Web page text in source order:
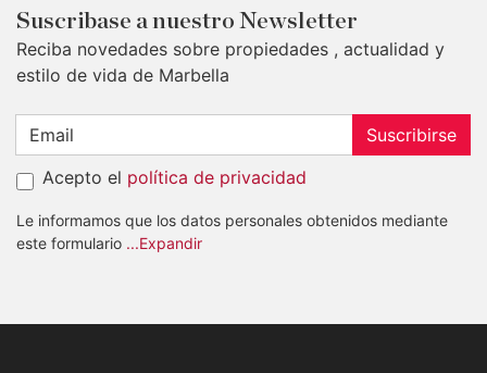
Suscribase a nuestro Newsletter
Reciba novedades sobre propiedades , actualidad y
estilo de vida de Marbella
Suscribirse
Acepto el política de privacidad
Le informamos que los datos personales obtenidos mediante
este formulario ...Expandir